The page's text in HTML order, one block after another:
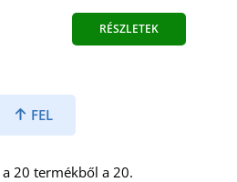
RÉSZLETEK
FEL
20 termékből a 20.